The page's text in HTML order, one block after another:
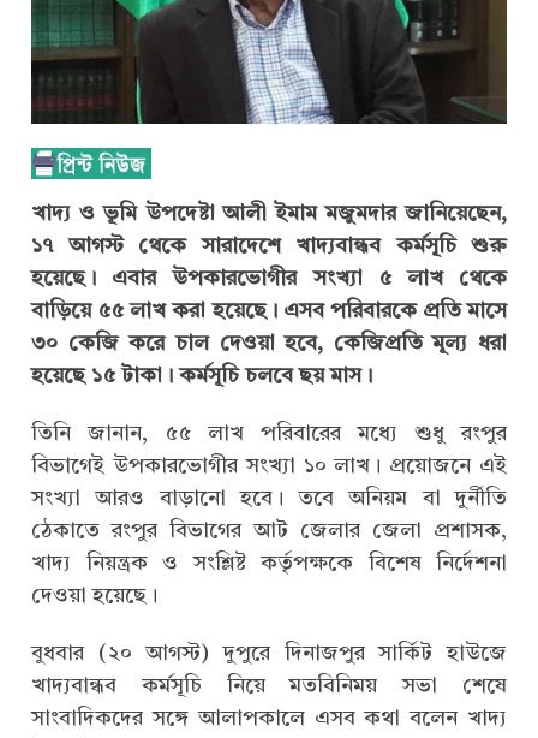
খাদ্য ও ভূমি উপদেষ্টা আলী ইমাম মজুমদার জানিয়েছেন,
১৭ আগস্ট থেকে সারাদেশে খাদ্যবান্ধব কর্মসূচি শুরু
হয়েছে। এবার উপকারভোগীর সংখ্যা ৫ লাখ থেকে
বাড়িয়ে ৫৫ লাখ করা হয়েছে। এসব পরিবারকে প্রতি মাসে
৩০ কেজি করে চাল দেওয়া হবে, কেজিপ্রতি মূল্য ধরা
হয়েছে ১৫ টাকা। কর্মসূচি চলবে ছয় মাস।
তিনি জানান, ৫৫ লাখ পরিবারের মধ্যে শুধু রংপুর
বিভাগেই উপকারভোগীর সংখ্যা ১০ লাখ। প্রয়োজনে এই
সংখ্যা আরও বাড়ানো হবে। তবে অনিয়ম বা দুর্নীতি
ঠেকাতে রংপুর বিভাগের আট জেলার জেলা প্রশাসক,
খাদ্য নিয়ন্ত্রক ও সংশ্লিষ্ট কর্তৃপক্ষকে বিশেষ নির্দেশনা
দেওয়া হয়েছে।
বুধবার (২০ আগস্ট) দুপুরে দিনাজপুর সার্কিট হাউজে
খাদ্যবান্ধব কর্মসূচি নিয়ে মতবিনিময় সভা শেষে
সাংবাদিকদের সঙ্গে আলাপকালে এসব কথা বলেন খাদ্য